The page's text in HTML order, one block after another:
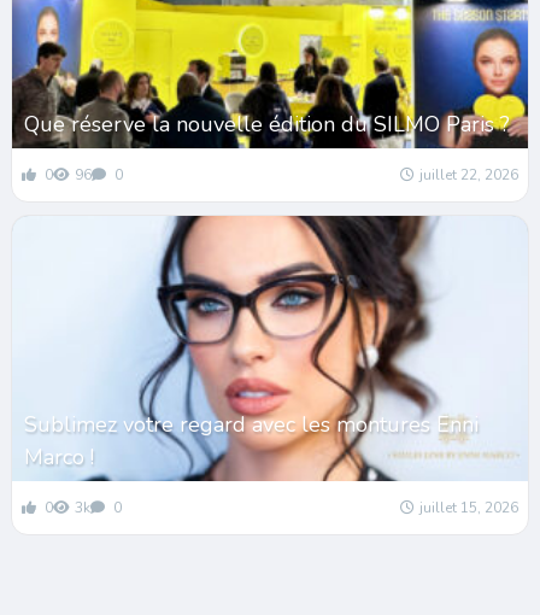
Que réserve la nouvelle édition du SILMO Paris ?
0 96 0 juillet 22, 2026
Sublimez votre regard avec les montures Enni
Marco !
0 3k 0 juillet 15, 2026